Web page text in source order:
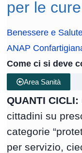
per le
Benessere e
ANAP
Come ci si deve
Area Sanità
QUANTI CICLI:
cittadini su
categorie
per servizio,